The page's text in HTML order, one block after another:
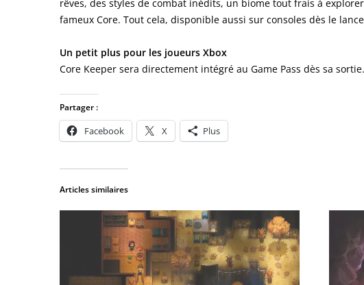
rêves, des styles de combat inédits, un biome tout frais à
fameux Core. Tout cela, disponible aussi sur consoles dès le
Un petit plus pour les joueurs Xbox
Core Keeper sera directement intégré au Game Pass dès sa
Partager :
Facebook X Plus
Articles similaires